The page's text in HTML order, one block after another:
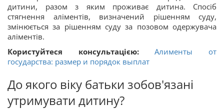
дитини, разом з яким проживає дитина. Спосіб
стягнення аліментів, визначений рішенням суду,
змінюється за рішенням суду за позовом одержувача
аліментів.
Користуйтеся консультацією:Алименты от
государства: размер и порядок выплат
До якого віку батьки зобов'язані
утримувати дитину?